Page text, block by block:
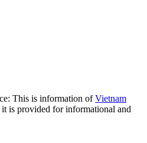
This is information ofVietnam
it is provided for informational and